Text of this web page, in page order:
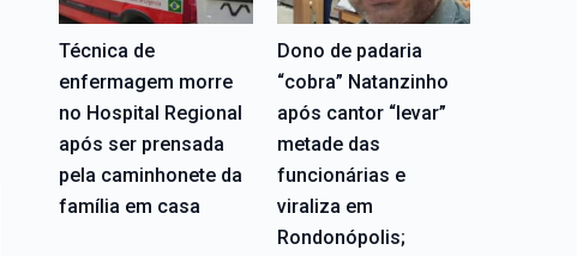
Técnica de
enfermagem morre
no Hospital Regional
após ser prensada
pela caminhonete da
família em casa
Dono de padaria
“cobra” Natanzinho
após cantor “levar”
metade das
funcionárias e
viraliza em
Rondonópolis;